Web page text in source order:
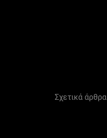
Σχετικά άρθρα